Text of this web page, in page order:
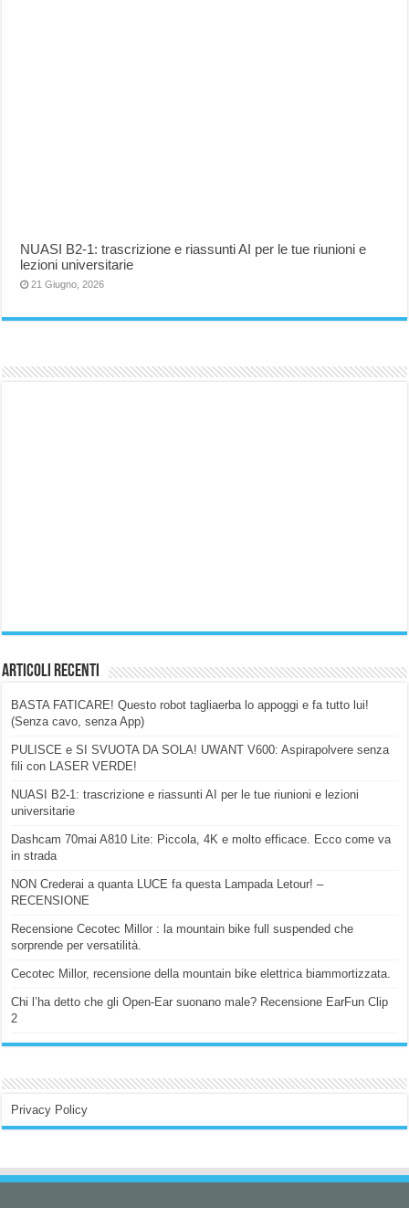
NUASI B2-1: trascrizione e riassunti AI per le tue riunioni e
lezioni universitarie
21 Giugno, 2026
Articoli Recenti
BASTA FATICARE! Questo robot tagliaerba lo appoggi e fa tutto lui!
(Senza cavo, senza App)
PULISCE e SI SVUOTA DA SOLA! UWANT V600: Aspirapolvere senza
fili con LASER VERDE!
NUASI B2-1: trascrizione e riassunti AI per le tue riunioni e lezioni
universitarie
Dashcam 70mai A810 Lite: Piccola, 4K e molto efficace. Ecco come va
in strada
NON Crederai a quanta LUCE fa questa Lampada Letour! –
RECENSIONE
Recensione Cecotec Millor : la mountain bike full suspended che
sorprende per versatilità.
Cecotec Millor, recensione della mountain bike elettrica biammortizzata.
Chi l’ha detto che gli Open-Ear suonano male? Recensione EarFun Clip
2
Privacy Policy